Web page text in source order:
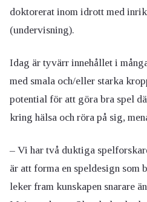
doktorerat inom idrott med
(undervisning).
Idag är tyvärr innehållet i
med smala och/eller starka
potential för att göra bra spel
kring hälsa och röra på sig,
– Vi har två duktiga
är att forma en speldesign som
leker fram kunskapen snarare